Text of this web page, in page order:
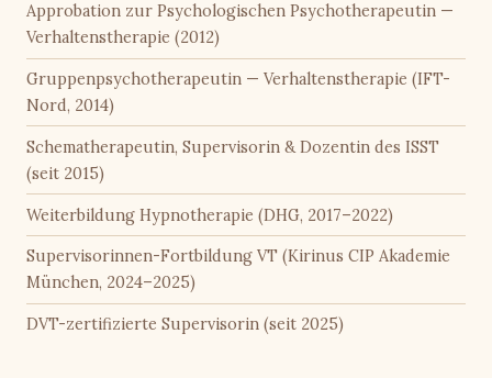
Approbation zur Psychologischen Psychotherapeutin —
Verhaltenstherapie (2012)
Gruppenpsychotherapeutin — Verhaltenstherapie (IFT-
Nord, 2014)
Schematherapeutin, Supervisorin & Dozentin des ISST
(seit 2015)
Weiterbildung Hypnotherapie (DHG, 2017–2022)
Supervisorinnen-Fortbildung VT (Kirinus CIP Akademie
München, 2024–2025)
DVT-zertifizierte Supervisorin (seit 2025)